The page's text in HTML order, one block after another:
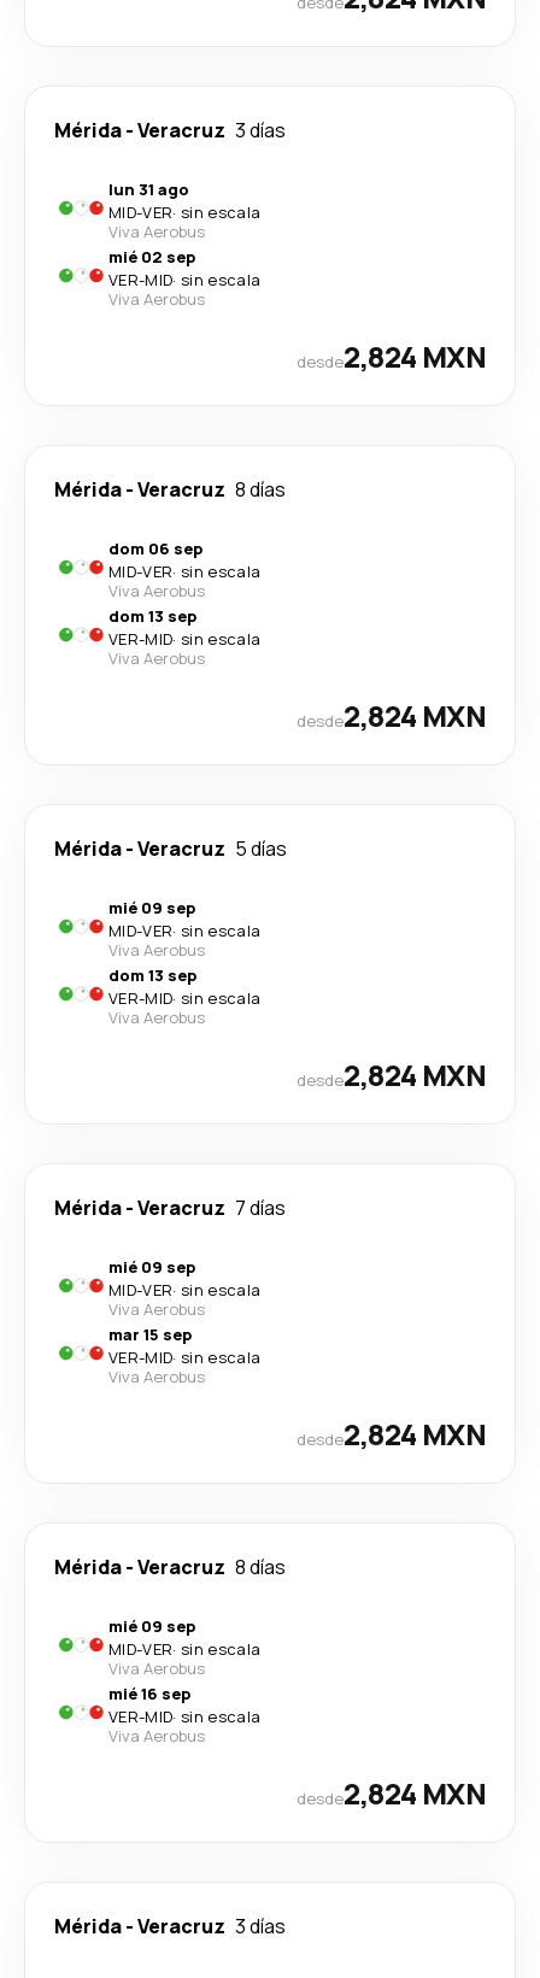
Mérida-Veracruz 3 días
lun 31 ago
MID-VER· sin escala
Viva Aerobus
mié 02 sep
VER-MID· sin escala
Viva Aerobus
desde2,824 MXN
Mérida-Veracruz 8 días
dom 06 sep
MID-VER· sin escala
Viva Aerobus
dom 13 sep
VER-MID· sin escala
Viva Aerobus
desde2,824 MXN
Mérida-Veracruz 5 días
mié 09 sep
MID-VER· sin escala
Viva Aerobus
dom 13 sep
VER-MID· sin escala
Viva Aerobus
desde2,824 MXN
Mérida-Veracruz 7 días
mié 09 sep
MID-VER· sin escala
Viva Aerobus
mar 15 sep
VER-MID· sin escala
Viva Aerobus
desde2,824 MXN
Mérida-Veracruz 8 días
mié 09 sep
MID-VER· sin escala
Viva Aerobus
mié 16 sep
VER-MID· sin escala
Viva Aerobus
desde2,824 MXN
Mérida-Veracruz 3 días